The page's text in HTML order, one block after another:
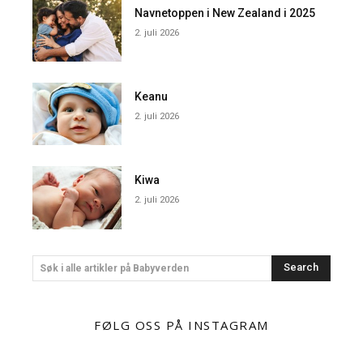
Navnetoppen i New Zealand i 2025
2. juli 2026
Keanu
2. juli 2026
Kiwa
2. juli 2026
Søk i alle artikler på Babyverden Search
FØLG OSS PÅ INSTAGRAM